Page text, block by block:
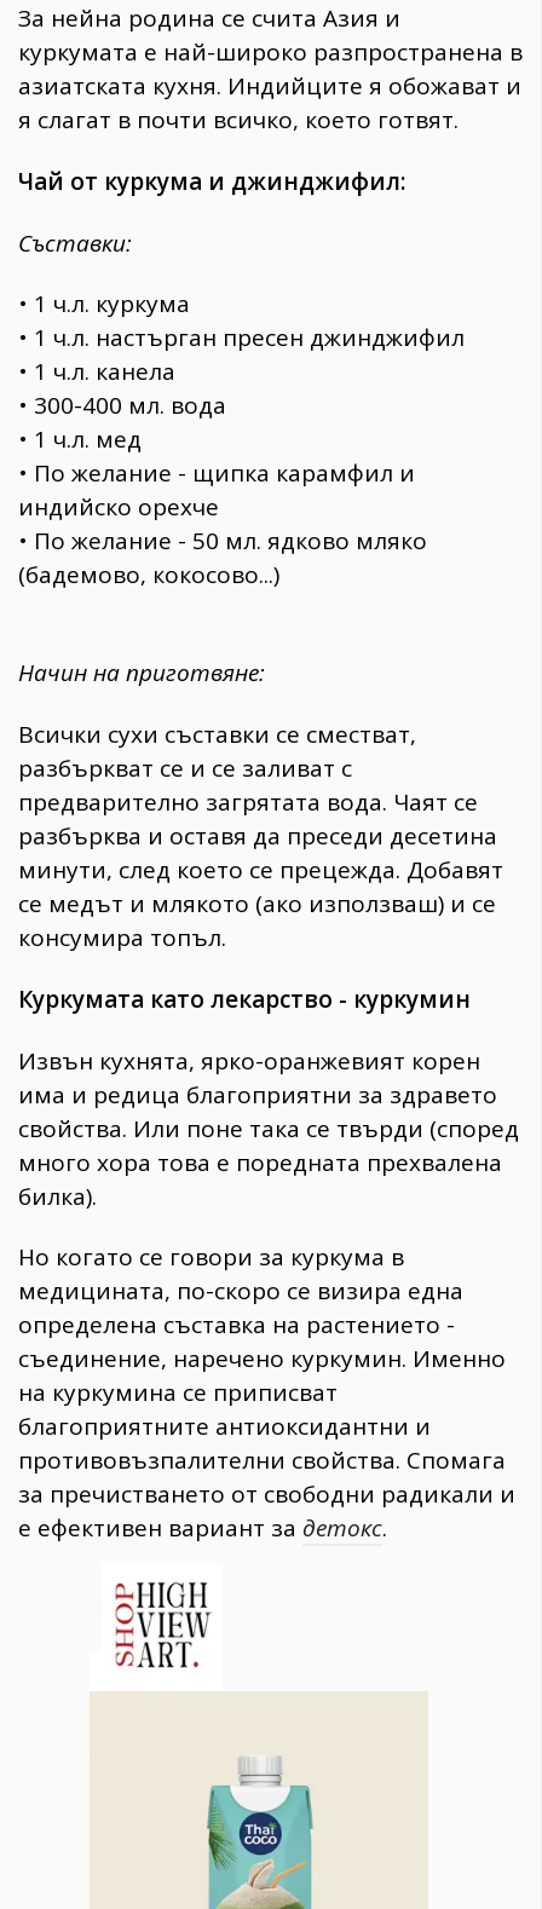
За нейна родина се счита Азия и
куркумата е най-широко разпространена в
азиатската кухня. Индийците я обожават и
я слагат в почти всичко, което готвят.
Чай от куркума и джинджифил:
Съставки:
• 1 ч.л. куркума
• 1 ч.л. настърган пресен джинджифил
• 1 ч.л. канела
• 300-400 мл. вода
• 1 ч.л. мед
• По желание - щипка карамфил и
индийско орехче
• По желание - 50 мл. ядково мляко
(бадемово, кокосово...)
Начин на приготвяне:
Всички сухи съставки се сместват,
разбъркват се и се заливат с
предварително загрятата вода. Чаят се
разбърква и оставя да преседи десетина
минути, след което се прецежда. Добавят
се медът и млякото (ако използваш) и се
консумира топъл.
Куркумата като лекарство - куркумин
Извън кухнята, ярко-оранжевият корен
има и редица благоприятни за здравето
свойства. Или поне така се твърди (според
много хора това е поредната прехвалена
билка).
Но когато се говори за куркума в
медицината, по-скоро се визира една
определена съставка на растението -
съединение, наречено куркумин. Именно
на куркумина се приписват
благоприятните антиоксидантни и
противовъзпалителни свойства. Спомага
за пречистването от свободни радикали и
е ефективен вариант за детокс.